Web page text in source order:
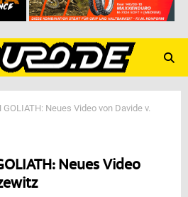
GOLIATH: Neues Video von Davide v.
Neues Video